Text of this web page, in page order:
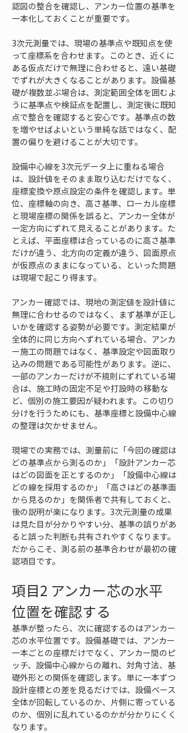
認図の整合を確認し、アンカー位置の基準を
一本化しておくことが重要です。
3次元測量では、現場の基準点や既知点を使
って座標系を合わせます。このとき、近くに
ある仮点だけで無理に合わせると、遠い基礎
でずれが大きくなることがあります。設備基
礎が複数並ぶ場合は、測定範囲全体を囲むよ
うに基準点や検証点を配置し、測定後に既知
点で整合を確認すると安心です。基準点の数
を増やせばよいという単純な話ではなく、配
置の偏りを避けることが大切です。
設備中心線を3次元データ上に重ねる場合
は、設計値をそのまま取り込むだけでなく、
座標変換や原点設定の条件を確認します。単
位、座標軸の向き、高さ基準、ローカル座標
と現場座標の関係を誤ると、アンカー全体が
一定方向にずれて見えることがあります。た
とえば、平面座標は合っているのに高さ基準
だけが違う、北方向の定義が違う、図面原点
が仮原点のままになっている、といった問題
は現場で起こり得ます。
アンカー確認では、現地の測定値を設計値に
無理に合わせるのではなく、まず基準が正し
いかを確認する姿勢が必要です。測定結果が
全体的に同じ方向へずれている場合、アンカ
ー施工の問題ではなく、基準設定や図面取り
込みの問題である可能性があります。逆に、
一部のアンカーだけが不規則にずれている場
合は、施工時の固定不足や打設時の移動な
ど、個別の施工要因が疑われます。この切り
分けを行うためにも、基準座標と設備中心線
の整理は欠かせません。
現場での実務では、測量前に「今回の確認は
どの基準点から測るのか」「設計アンカー芯
はどの図面を正とするのか」「設備中心線は
どの線を採用するのか」「高さはどの基準面
から見るのか」を関係者で共有しておくと、
後の説明が楽になります。3次元測量の成果
は見た目が分かりやすい分、基準の誤りがあ
ると誤った判断も共有されやすくなります。
だからこそ、測る前の基準合わせが最初の確
認項目です。
項目2 アンカー芯の水平
位置を確認する
基準が整ったら、次に確認するのはアンカー
芯の水平位置です。設備基礎では、アンカー
一本ごとの座標だけでなく、アンカー間のピ
ッチ、設備中心線からの離れ、対角寸法、基
礎外形との関係を確認します。単に一本ずつ
設計座標との差を見るだけでは、設備ベース
全体が回転しているのか、片側に寄っている
のか、個別に乱れているのかが分かりにくく
なります。